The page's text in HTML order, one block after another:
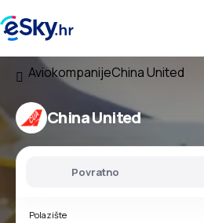
AviokompanijeChina United
China United
Povratno
Polazište